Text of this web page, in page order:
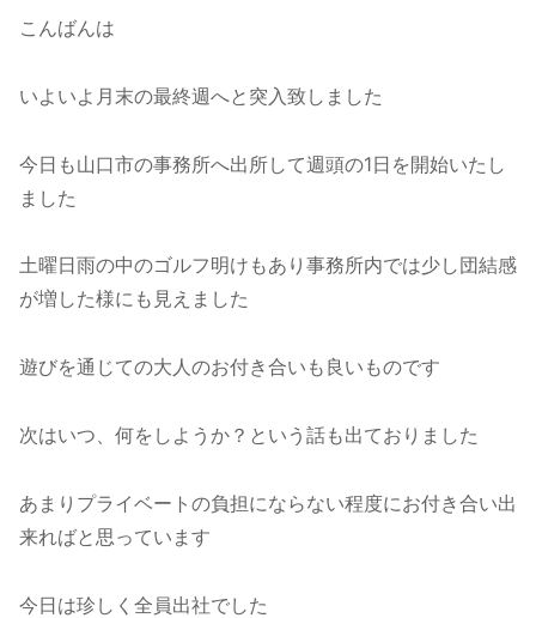
こんばんは
いよいよ月末の最終週へと突入致しました
今日も山口市の事務所へ出所して週頭の1日を開始いたし
ました
土曜日雨の中のゴルフ明けもあり事務所内では少し団結感
が増した様にも見えました
遊びを通じての大人のお付き合いも良いものです
次はいつ、何をしようか？という話も出ておりました
あまりプライベートの負担にならない程度にお付き合い出
来ればと思っています
今日は珍しく全員出社でした